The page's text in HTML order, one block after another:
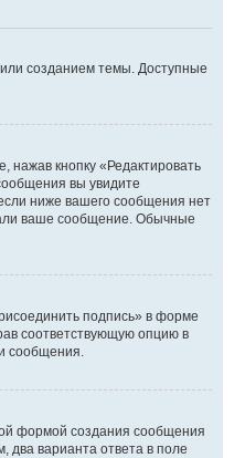
созданием темы. Доступные
кнопку «Редактировать
вы увидите
ниже вашего сообщения нет
ваше сообщение. Обычные
подпись» в форме
соответствующую опцию в
сообщения.
формой создания сообщения
два варианта ответа в поле